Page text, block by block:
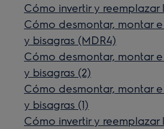
Cómo invertir y reemplazar
Cómo desmontar, montar
y bisagras (MDR4)
Cómo desmontar, montar
y bisagras (2)
Cómo desmontar, montar
y bisagras (1)
Cómo invertir y reemplazar